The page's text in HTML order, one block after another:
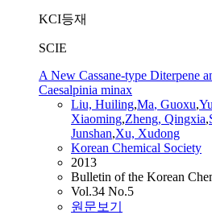
KCI등재
SCIE
A New Cassane-type Diterpene
Caesalpinia minax
Liu, Huiling,Ma, Guoxu,
Xiaoming,Zheng, Qingxia,
Junshan,Xu, Xudong
Korean Chemical Society
2013
Bulletin of the Korean
Vol.34 No.5
원문보기